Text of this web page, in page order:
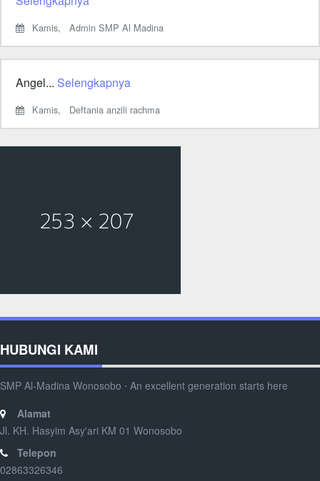
Kamis, Admin SMP Al Madina
Angel... Selengkapnya
Kamis, Deftania anzili rachma
HUBUNGI KAMI
SMP Al-Madina Wonosobo ⋅ An excellent generation starts here
Alamat
Jl. KH. Hasyim Asy'ari KM 01 Wonosobo
Telepon
02863326346